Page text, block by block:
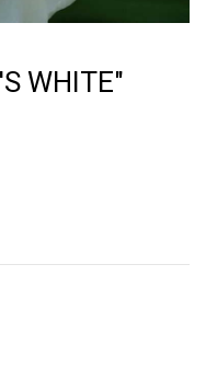
WHITE"